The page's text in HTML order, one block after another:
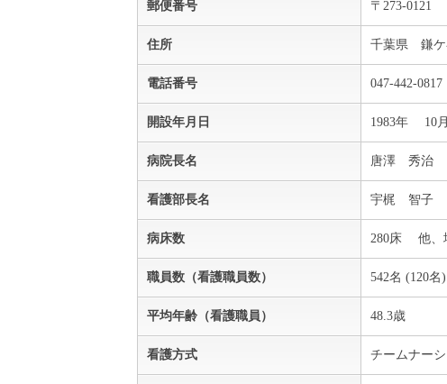
郵便番号 〒273-0121
住所 千葉県 鎌ケ
電話番号 047-442-0817
開設年月日 1983年 10
病院長名 唐澤 秀治
看護部長名 宇梶 智子
病床数 280床 他、
職員数（看護職員数） 542名 (120名)
平均年齢（看護職員） 48.3歳
看護方式 チームナー